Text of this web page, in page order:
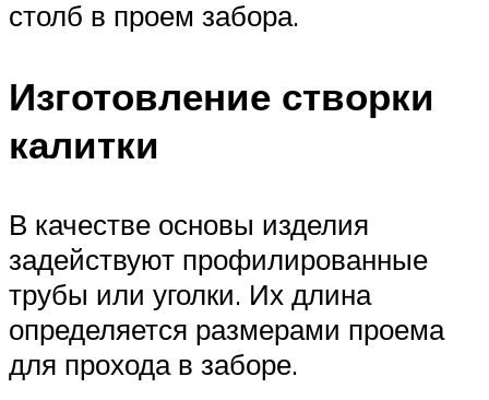
столб в проем забора.
Изготовление створки
калитки
В качестве основы изделия
задействуют профилированные
трубы или уголки. Их длина
определяется размерами проема
для прохода в заборе.